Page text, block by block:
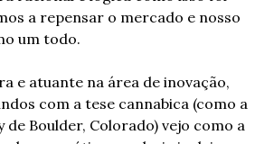
a repensar o mercado e nosso
um todo.
e atuante na área de inovação,
com a tese cannabica (como a
de Boulder, Colorado) vejo como a